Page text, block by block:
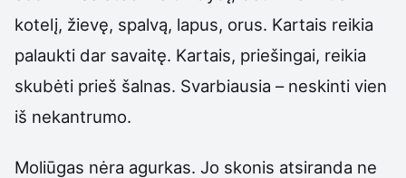
kotelį, žievę, spalvą, lapus, orus. Kartais reikia
palaukti dar savaitę. Kartais, priešingai, reikia
skubėti prieš šalnas. Svarbiausia – neskinti vien
iš nekantrumo.
Moliūgas nėra agurkas. Jo skonis atsiranda ne